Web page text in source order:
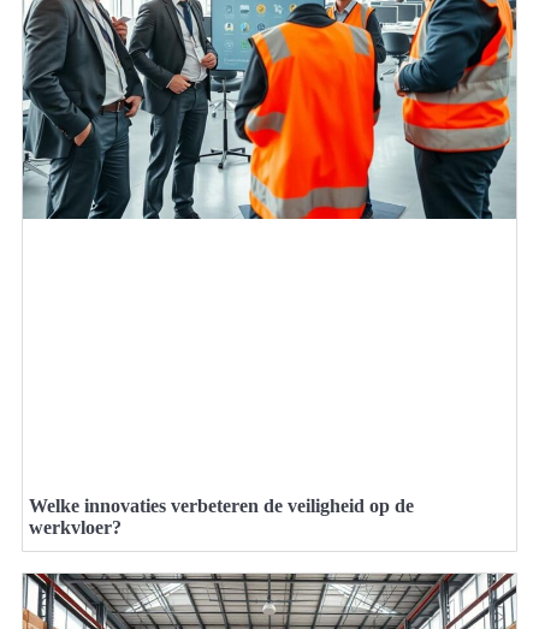
Welke innovaties verbeteren de veiligheid op de
werkvloer?